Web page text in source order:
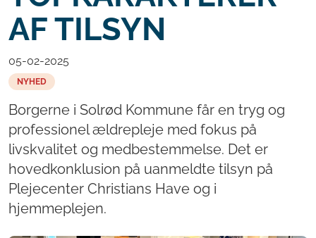
AF TILSYN
05-02-2025
NYHED
Borgerne i Solrød Kommune får en tryg og
professionel ældrepleje med fokus på
livskvalitet og medbestemmelse. Det er
hovedkonklusion på uanmeldte tilsyn på
Plejecenter Christians Have og i
hjemmeplejen.